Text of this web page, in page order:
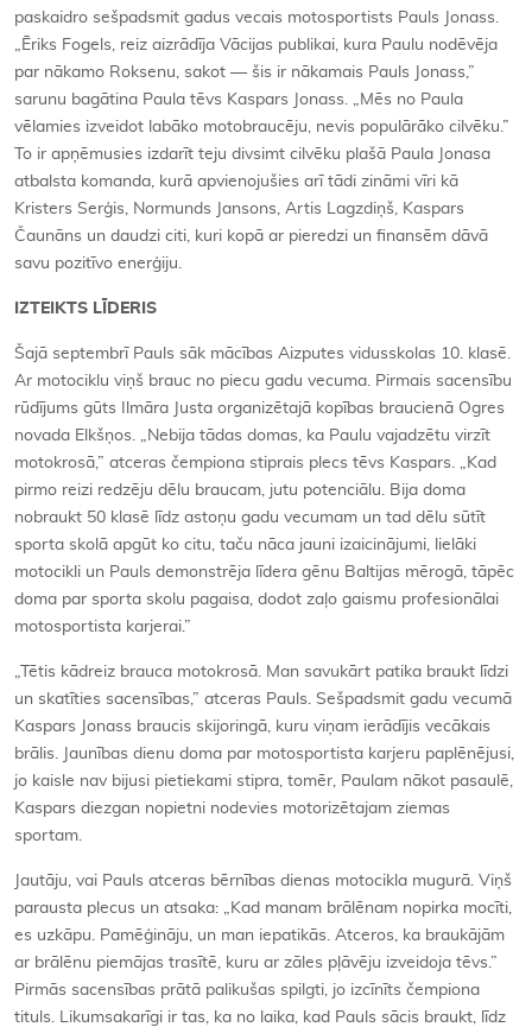
paskaidro sešpadsmit gadus vecais motosportists Pauls Jonass.
„Ēriks Fogels, reiz aizrādīja Vācijas publikai, kura Paulu nodēvēja
par nākamo Roksenu, sakot — šis ir nākamais Pauls Jonass,”
sarunu bagātina Paula tēvs Kaspars Jonass. „Mēs no Paula
vēlamies izveidot labāko motobraucēju, nevis populārāko cilvēku.”
To ir apņēmusies izdarīt teju divsimt cilvēku plašā Paula Jonasa
atbalsta komanda, kurā apvienojušies arī tādi zināmi vīri kā
Kristers Serģis, Normunds Jansons, Artis Lagzdiņš, Kaspars
Čaunāns un daudzi citi, kuri kopā ar pieredzi un finansēm dāvā
savu pozitīvo enerģiju.
IZTEIKTS LĪDERIS
Šajā septembrī Pauls sāk mācības Aizputes vidusskolas 10. klasē.
Ar motociklu viņš brauc no piecu gadu vecuma. Pirmais sacensību
rūdījums gūts Ilmāra Justa organizētajā kopības braucienā Ogres
novada Elkšņos. „Nebija tādas domas, ka Paulu vajadzētu virzīt
motokrosā,” atceras čempiona stiprais plecs tēvs Kaspars. „Kad
pirmo reizi redzēju dēlu braucam, jutu potenciālu. Bija doma
nobraukt 50 klasē līdz astoņu gadu vecumam un tad dēlu sūtīt
sporta skolā apgūt ko citu, taču nāca jauni izaicinājumi, lielāki
motocikli un Pauls demonstrēja līdera gēnu Baltijas mērogā, tāpēc
doma par sporta skolu pagaisa, dodot zaļo gaismu profesionālai
motosportista karjerai.”
„Tētis kādreiz brauca motokrosā. Man savukārt patika braukt līdzi
un skatīties sacensības,” atceras Pauls. Sešpadsmit gadu vecumā
Kaspars Jonass braucis skijoringā, kuru viņam ierādījis vecākais
brālis. Jaunības dienu doma par motosportista karjeru paplēnējusi,
jo kaisle nav bijusi pietiekami stipra, tomēr, Paulam nākot pasaulē,
Kaspars diezgan nopietni nodevies motorizētajam ziemas
sportam.
Jautāju, vai Pauls atceras bērnības dienas motocikla mugurā. Viņš
parausta plecus un atsaka: „Kad manam brālēnam nopirka mocīti,
es uzkāpu. Pamēģināju, un man iepatikās. Atceros, ka braukājām
ar brālēnu piemājas trasītē, kuru ar zāles pļāvēju izveidoja tēvs.”
Pirmās sacensības prātā palikušas spilgti, jo izcīnīts čempiona
tituls. Likumsakarīgi ir tas, ka no laika, kad Pauls sācis braukt, līdz